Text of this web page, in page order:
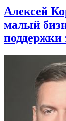
Алексей
малый
поддержки